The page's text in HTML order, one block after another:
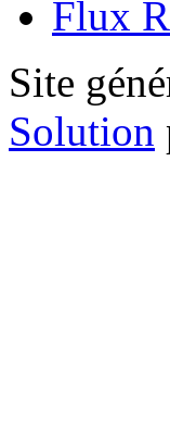
Flux
Site
Solution